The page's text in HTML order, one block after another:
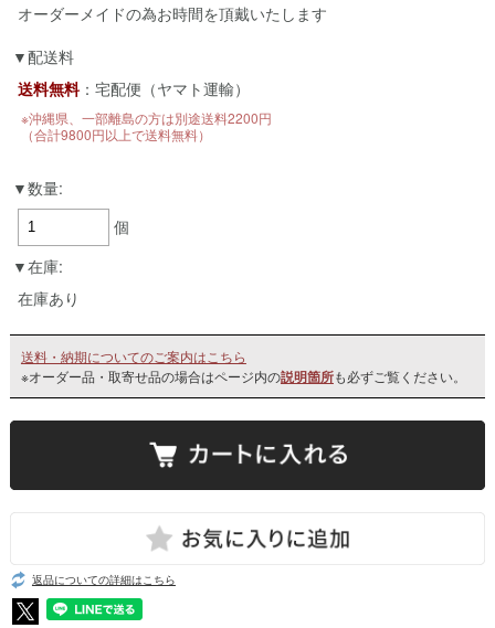
オーダーメイドの為お時間を頂戴いたします
配送料
送料無料：宅配便（ヤマト運輸）
※沖縄県、一部離島の方は別途送料2200円
（合計9800円以上で送料無料）
数量:
個
在庫:
在庫あり
送料・納期についてのご案内はこちら
※オーダー品・取寄せ品の場合はページ内の説明箇所も必ずご覧ください。
返品についての詳細はこちら